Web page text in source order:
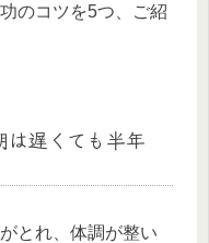
のコツを5つ、ご紹
遅くても半年
とれ、体調が整い